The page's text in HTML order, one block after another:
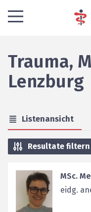
Trauma,
Lenzburg
Listenansicht
Resultate filtern
MSc.
eidg.